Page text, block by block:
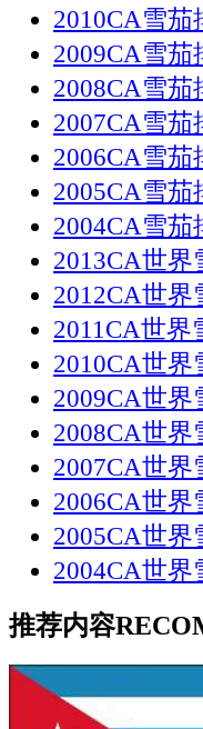
2010CA雪茄
2009CA雪茄
2008CA雪茄
2007CA雪茄
2006CA雪茄
2005CA雪茄
2004CA雪茄
2013CA世界
2012CA世界
2011CA世界
2010CA世界
2009CA世界
2008CA世界
2007CA世界
2006CA世界
2005CA世界
2004CA世界
推荐内容